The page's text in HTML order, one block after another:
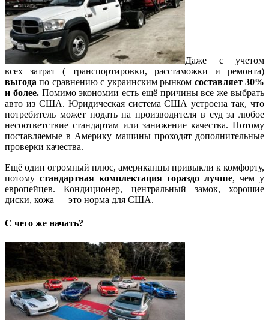
Даже с учетом
всех затрат ( транспортировки, расстаможки и ремонта)
выгода по сравнению с украинским рынком составляет 30%
и более.Помимо экономии есть ещё причины все же выбрать
авто из США. Юридическая система США устроена так, что
потребитель может подать на производителя в суд за любое
несоответствие стандартам или занижение качества. Потому
поставляемые в Америку машины проходят дополнительные
проверки качества.
Ещё один огромный плюс, американцы привыкли к комфорту,
потому стандартная комплектация гораздо лучше, чем у
европейцев. Кондиционер, центральный замок, хорошие
диски, кожа — это норма для США.
С чего же начать?